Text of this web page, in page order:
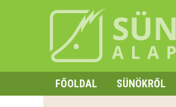
FŐOLDAL
SÜNÖKRŐL